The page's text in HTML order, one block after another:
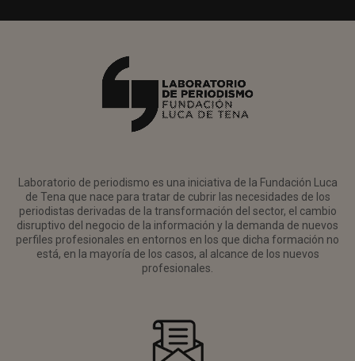
Laboratorio de periodismo es una iniciativa de la Fundación Luca
de Tena que nace para tratar de cubrir las necesidades de los
periodistas derivadas de la transformación del sector, el cambio
disruptivo del negocio de la información y la demanda de nuevos
perfiles profesionales en entornos en los que dicha formación no
está, en la mayoría de los casos, al alcance de los nuevos
profesionales.